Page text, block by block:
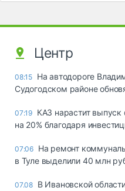
Центр
08:15 На автодороге
Судогодском районе
07:19 КАЗ нарастит выпуск
на 20% благодаря
07:06 На ремонт
в Туле выделили 40 млн
07.08 В Ивановской